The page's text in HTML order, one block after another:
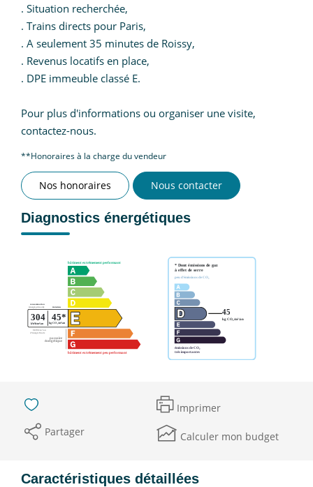
. Situation recherchée,
. Trains directs pour Paris,
. A seulement 35 minutes de Roissy,
. Revenus locatifs en place,
. DPE immeuble classé E.
Pour plus d'informations ou organiser une visite,
contactez-nous.
**Honoraires à la charge du vendeur
Nos honoraires Nous contacter
Diagnostics énergétiques
Imprimer
Partager
Calculer mon budget
Caractéristiques détaillées